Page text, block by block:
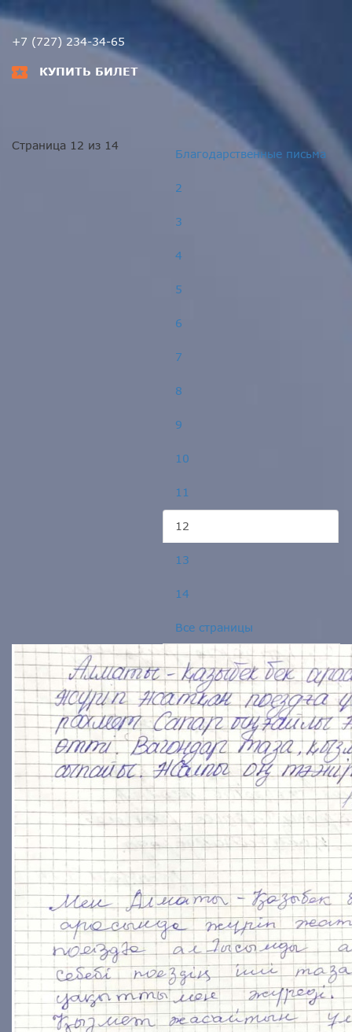
+7 (727) 234-34-65
КУПИТЬ БИЛЕТ
Благодарственные письма
2
3
4
5
6
7
8
9
10
11
12
13
14
Все страницы
Страница 12 из 14